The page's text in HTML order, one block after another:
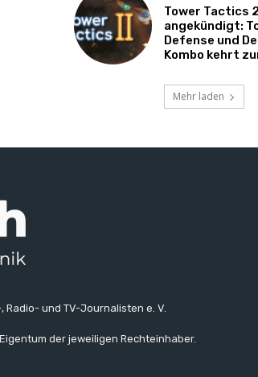
Tower Tactics 2
angekündigt:
Defense und
Kombo kehrt
Mehr laden
und TV-Journalisten e. V.
der jeweiligen Rechteinhaber.